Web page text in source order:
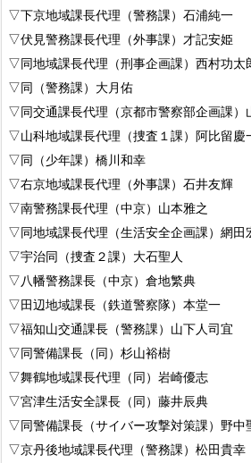
▽下京地域課長代理（警務課）石浦純一
▽伏見警務課長代理（外事課）才記安姫
▽同地域課長代理（刑事企画課）西村功太
▽同（警務課）大月佑
▽同交通課長代理（京都市警察部企画課）
▽山科地域課長代理（捜査１課）阿比留慶
▽同（少年課）橋川和幸
▽右京地域課長代理（外事課）石井友輝
▽南警務課長代理（中京）山本雅之
▽同地域課長代理（生活安全企画課）網田
▽宇治同（捜査２課）大石聖人
▽八幡警務課長（中京）倉地繁典
▽田辺地域課長（鉄道警察隊）本堂一
▽福知山交通課長（警務課）山下人司宜
▽同警備課長（同）杉山裕樹
▽舞鶴地域課長代理（同）岩崎優志
▽宮津生活安全課長（同）藤井辰典
▽同警備課長（サイバー攻撃対策課）野中
▽京丹後地域課長代理（警務課）松田貴幸